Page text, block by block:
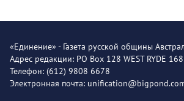
«Единение» - Газета русской общины
Адрес редакции: PO Box 128 WEST RYDE
Телефон: (612) 9808 6678
Электронная почта: